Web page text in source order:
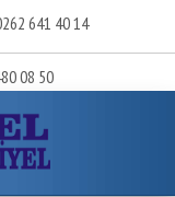
641 40 14
08 50